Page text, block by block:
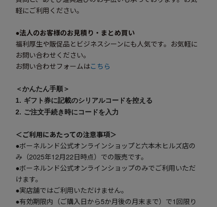
軽にご利用ください。
●法人のお客様のお見積り・まとめ買い
福利厚生や販促品とビジネスシーンにも人気です。 お気軽に
お問い合わせください。
お問い合わせフォームはこちら
＜かんたん手順＞
1. ギフト券に記載のシリアルコードを控える
2. ご注文手続き 時にコードを入力
＜ご利用にあたっての注意事項＞
●ボーネルンド公式オンラインショップと六本木ヒルズ店の
み（2025年12月22日時点）での販売です。
●ボーネルンド公式オンラインショップのみでご利用いただ
けます。
●実店舗ではご利用いただけません。
●有効期限内（ご購入日から5か月後の月末まで）で1回限り